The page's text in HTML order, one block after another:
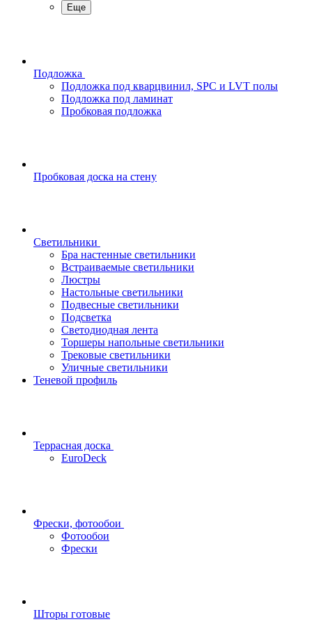
Еще
Подложка
Подложка под кварцвинил, SPC и LVT полы
Подложка под ламинат
Пробковая подложка
Пробковая доска на стену
Светильники
Бра настенные светильники
Встраиваемые светильники
Люстры
Настольные светильники
Подвесные светильники
Подсветка
Светодиодная лента
Торшеры напольные светильники
Трековые светильники
Уличные светильники
Теневой профиль
Террасная доска
EuroDeck
Фрески, фотообои
Фотообои
Фрески
Шторы готовые